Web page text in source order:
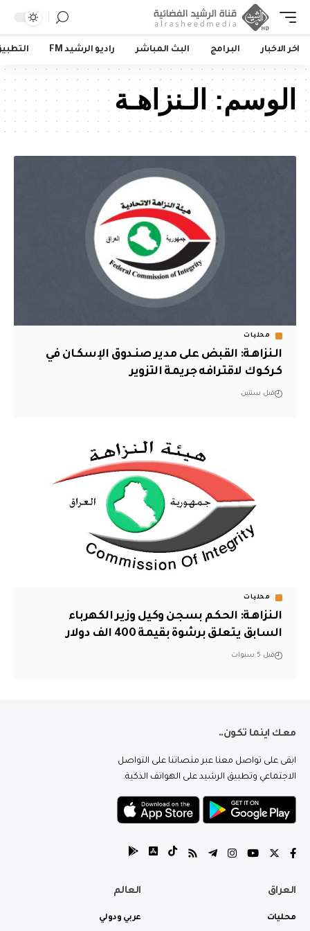
اخر الاخبار البرامج البث المباشر راديو الرشيد FM
الوسم: الـنزاهـة
محليات
الـنزاهـة: القبض على مدير صنـدوق الإسكـان في
كـركـوك لاقترافه جريمة التزوير
قبل سنتين
محليات
الـنزاهـة: الحكـم بسجـن وكيل وزير الكهرباء
السابق يتعلق برشوة بقيمة 400 الف دولار
قبل 5 سنوات
معك اينما تكون..
ابقى على تواصل معنا عبر منصاتنا على التواصل
الاجتماعي وتطبيق الرشيد على الهواتف الذكية.
العراق
محليات
العالم
عربي ودولي